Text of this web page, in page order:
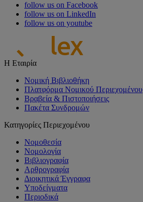
follow us on Facebook
follow us on LinkedIn
follow us on youtube
Η Εταιρία
Νομική Βιβλιοθήκη
Πλατφόρμα Νομικού Περιεχομένου
Βραβεία & Πιστοποιήσεις
Πακέτα Συνδρομών
Κατηγορίες Περιεχομένου
Νομοθεσία
Νομολογία
Βιβλιογραφία
Αρθρογραφία
Διοικητικά Έγγραφα
Υποδείγματα
Περιοδικά